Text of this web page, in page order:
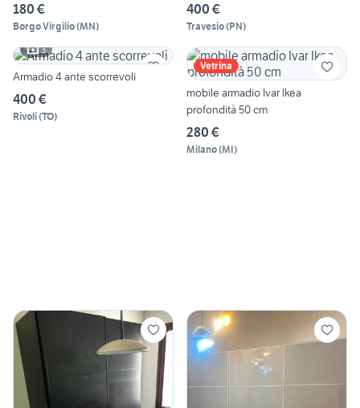
180 €
Borgo Virgilio(MN)
400 €
Travesio(PN)
3
Armadio 4 ante scorrevoli
400 €
Rivoli(TO)
Vetrina
mobile armadio Ivar Ikea
profondità 50 cm
280 €
Milano(MI)